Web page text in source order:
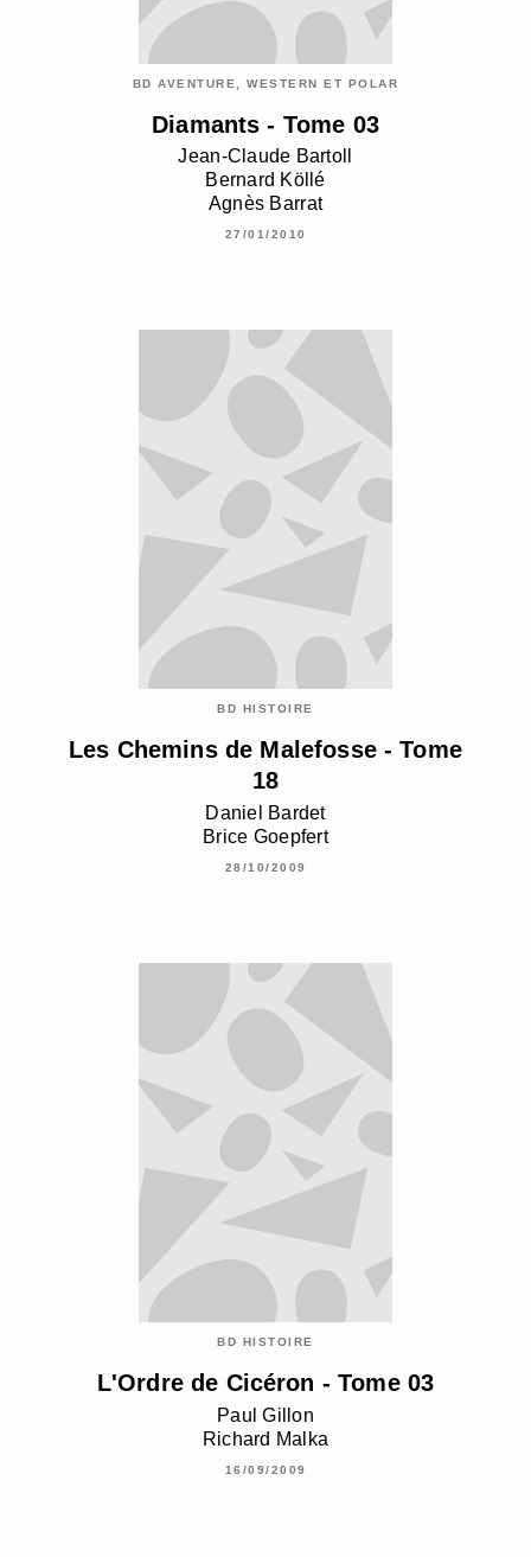
BD AVENTURE, WESTERN ET POLAR
Diamants - Tome 03
Jean-Claude Bartoll
Bernard Köllé
Agnès Barrat
27/01/2010
BD HISTOIRE
Les Chemins de Malefosse - Tome
18
Daniel Bardet
Brice Goepfert
28/10/2009
BD HISTOIRE
L'Ordre de Cicéron - Tome 03
Paul Gillon
Richard Malka
16/09/2009